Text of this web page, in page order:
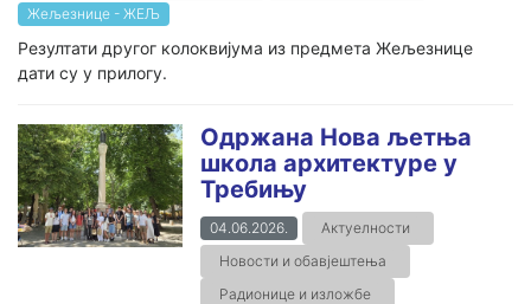
Жељезнице - ЖЕЉ
Резултати другог колоквијума из предмета Жељезнице
дати су у прилогу.
Одржана Нова љетња
школа архитектуре у
Требињу
04.06.2026.
Актуелности
Новости и обавјештења
Радионице и изложбе